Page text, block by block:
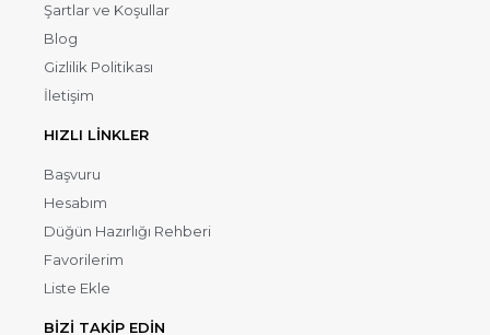
Şartlar ve Koşullar
Blog
Gizlilik Politikası
İletişim
HIZLI LİNKLER
Başvuru
Hesabım
Düğün Hazırlığı Rehberi
Favorilerim
Liste Ekle
BİZİ TAKİP EDİN